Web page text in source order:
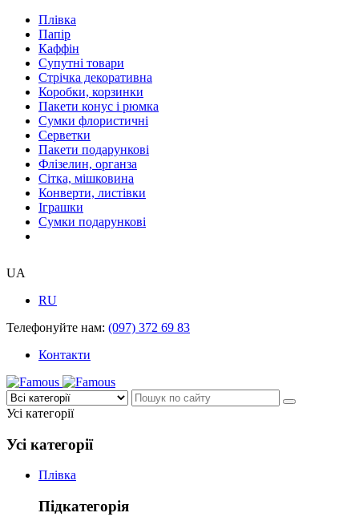
Плівка
Папір
Каффін
Супутні товари
Стрічка декоративна
Коробки, корзинки
Пакети конус і рюмка
Сумки флористичні
Серветки
Пакети подарункові
Флізелин, органза
Сітка, мішковина
Конверти, листівки
Іграшки
Сумки подарункові
UA
RU
Телефонуйте нам: (097) 372 69 83
Контакти
Усі категорії
Усі категорії
Плівка
Підкатегорія